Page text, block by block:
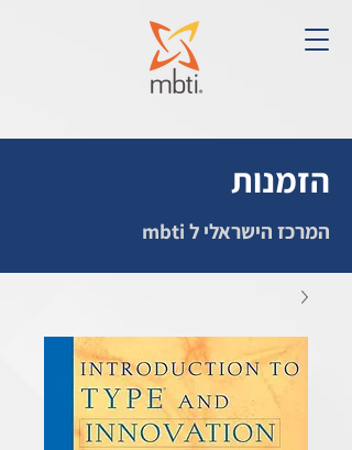
הזמנות
המרכז הישראלי ל mbti